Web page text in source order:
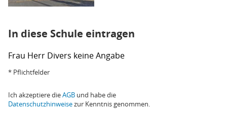
In diese Schule eintragen
Frau Herr Divers keine Angabe
* Pflichtfelder
Ich akzeptiere dieAGB und habe die
Datenschutzhinweisezur Kenntnis genommen.